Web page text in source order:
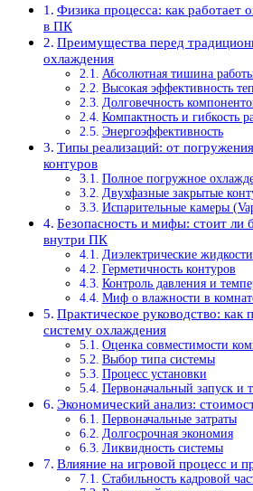
Физика процесса: как работает
в ПК
Преимущества перед
охлаждения
Абсолютная тишина
Высокая эффективность
Долговечность
Компактность и гибкость
Энергоэффективность
Типы реализаций: от
контуров
Полное погружное
Двухфазные закрытые
Испарительные камеры
Безопасность и мифы: стоит ли
внутри ПК
Диэлектрические жидкости
Герметичность контуров
Контроль давления и
Миф о влажности в
Практическое руководство: как
систему охлаждения
Оценка совместимости
Выбор типа системы
Процесс установки
Первоначальный запуск и
Экономический анализ:
Первоначальные затраты
Долгосрочная экономия
Ликвидность системы
Влияние на игровой процесс и
Стабильность кадровой